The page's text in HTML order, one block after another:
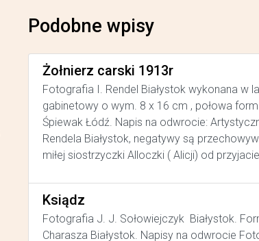
Podobne wpisy
Żołnierz carski 1913r
Fotografia I. Rendel Białystok wykonana w
gabinetowy o wym. 8 x 16 cm , połowa
Śpiewak Łódź. Napis na odwrocie:
Rendela Białystok, negatywy są
miłej siostrzyczki Alloczki ( Alicji) od
Ksiądz
Fotografia J. J. Sołowiejczyk Białystok.
Charasza Białystok. Napisy na odwrocie